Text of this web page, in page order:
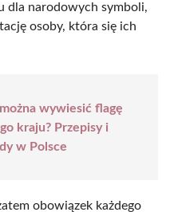
dla narodowych symboli,
osoby, która się ich
wywiesić flagę
kraju? Przepisy i
w Polsce
obowiązek każdego